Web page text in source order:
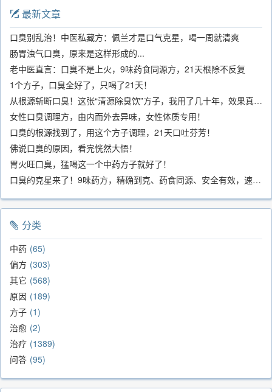
最新文章
口臭别乱治！中医私藏方：佩兰才是口气克星，喝一周就清爽
肠胃浊气口臭，原来是这样形成的...
老中医直言：口臭不是上火，9味药食同源方，21天根除不反复
1个方子，口臭全好了，只喝了21天！
从根源斩断口臭！这张“清源除臭饮”方子，我用了几十年，效果真不错
女性口臭调理方，由内而外去异味，女性体质专用！
口臭的根源找到了，用这个方子调理，21天口吐芬芳！
佛说口臭的原因，看完恍然大悟！
胃火旺口臭，猛喝这一个中药方子就好了！
口臭的克星来了！9味药方，精确到克、药食同源、安全有效，速看！
分类
中药 65
偏方 303
其它 568
原因 189
方子 1
治愈 2
治疗 1389
问答 95